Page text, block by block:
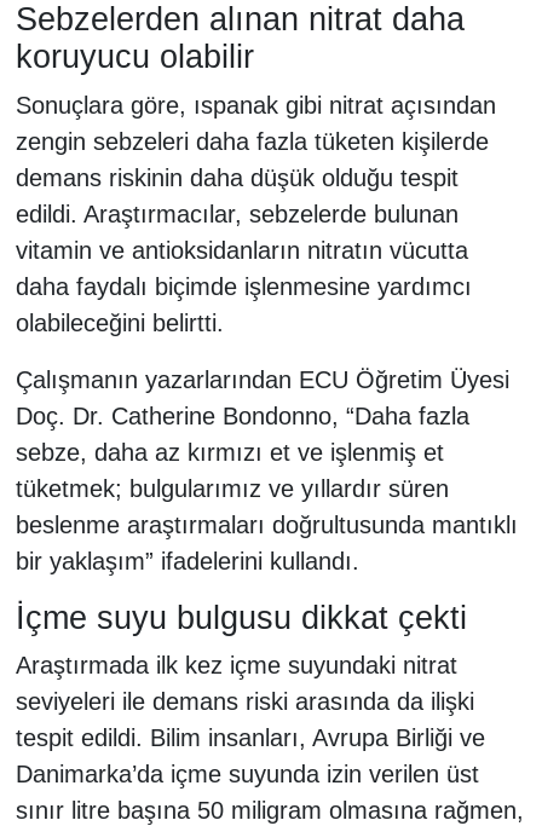
Sebzelerden alınan nitrat daha
koruyucu olabilir
Sonuçlara göre, ıspanak gibi nitrat açısından
zengin sebzeleri daha fazla tüketen kişilerde
demans riskinin daha düşük olduğu tespit
edildi. Araştırmacılar, sebzelerde bulunan
vitamin ve antioksidanların nitratın vücutta
daha faydalı biçimde işlenmesine yardımcı
olabileceğini belirtti.
Çalışmanın yazarlarından ECU Öğretim Üyesi
Doç. Dr. Catherine Bondonno, “Daha fazla
sebze, daha az kırmızı et ve işlenmiş et
tüketmek; bulgularımız ve yıllardır süren
beslenme araştırmaları doğrultusunda mantıklı
bir yaklaşım” ifadelerini kullandı.
İçme suyu bulgusu dikkat çekti
Araştırmada ilk kez içme suyundaki nitrat
seviyeleri ile demans riski arasında da ilişki
tespit edildi. Bilim insanları, Avrupa Birliği ve
Danimarka’da içme suyunda izin verilen üst
sınır litre başına 50 miligram olmasına rağmen,